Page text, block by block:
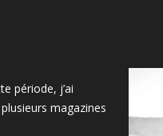
période, j’ai
magazines